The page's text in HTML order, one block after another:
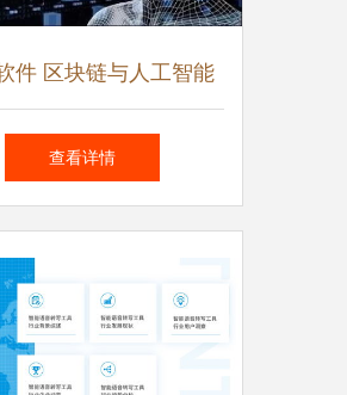
件 区块链与人工智能
能，开启应用软件开发
查看详情